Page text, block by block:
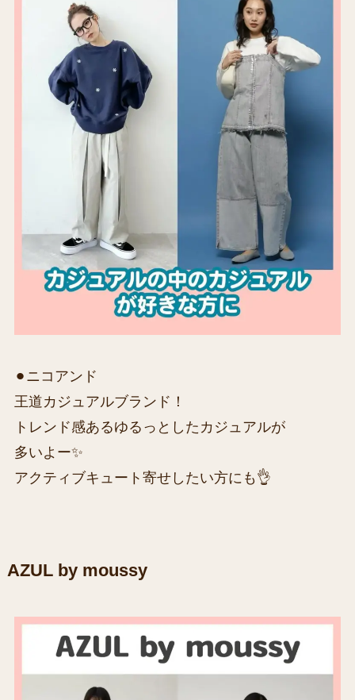
⚫︎ニコアンド
王道カジュアルブランド！
トレンド感あるゆるっとしたカジュアルが
多いよー✨
アクティブキュート寄せしたい方にも👌
AZUL by moussy